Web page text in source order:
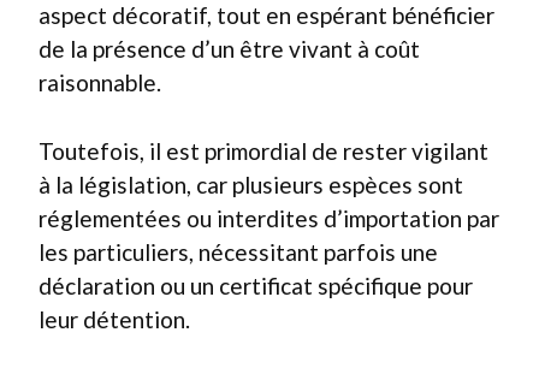
aspect décoratif, tout en espérant bénéficier
de la présence d’un être vivant à coût
raisonnable.
Toutefois, il est primordial de rester vigilant
à la législation, car plusieurs espèces sont
réglementées ou interdites d’importation par
les particuliers, nécessitant parfois une
déclaration ou un certificat spécifique pour
leur détention.